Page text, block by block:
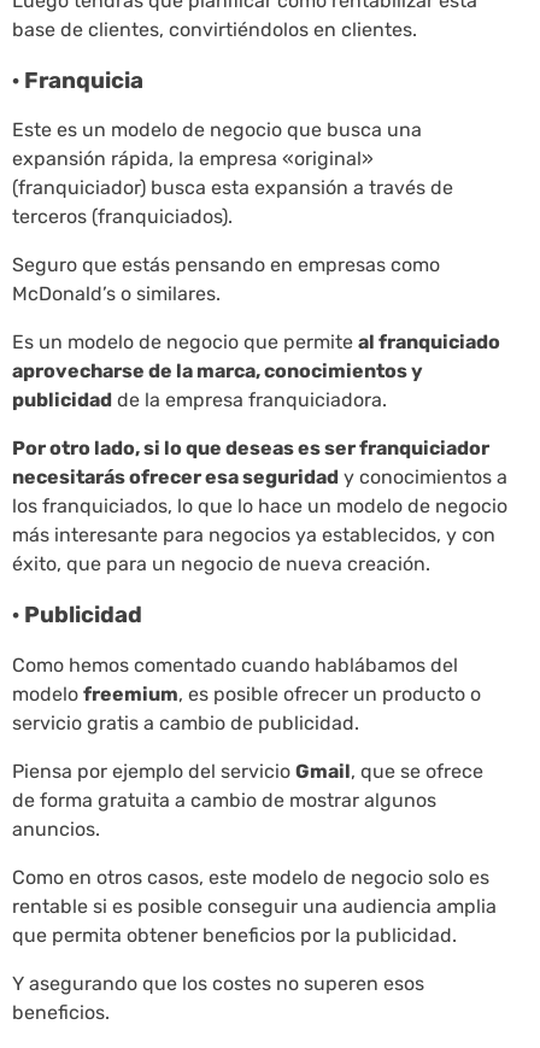
base de clientes, convirtiéndolos en clientes.
· Franquicia
Este es un modelo de negocio que busca una
expansión rápida, la empresa «original»
(franquiciador) busca esta expansión a través de
terceros (franquiciados).
Seguro que estás pensando en empresas como
McDonald’s o similares.
Es un modelo de negocio que permite al franquiciado
aprovecharse de la marca, conocimientos y
publicidad de la empresa franquiciadora.
Por otro lado, si lo que deseas es ser franquiciador
necesitarás ofrecer esa seguridad y conocimientos a
los franquiciados, lo que lo hace un modelo de negocio
más interesante para negocios ya establecidos, y con
éxito, que para un negocio de nueva creación.
· Publicidad
Como hemos comentado cuando hablábamos del
modelo freemium, es posible ofrecer un producto o
servicio gratis a cambio de publicidad.
Piensa por ejemplo del servicio Gmail, que se ofrece
de forma gratuita a cambio de mostrar algunos
anuncios.
Como en otros casos, este modelo de negocio solo es
rentable si es posible conseguir una audiencia amplia
que permita obtener beneficios por la publicidad.
Y asegurando que los costes no superen esos
beneficios.